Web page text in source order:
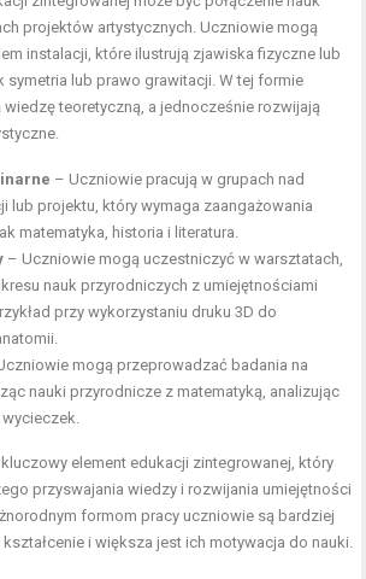
projektów artystycznych. Uczniowie mogą
instalacji, które ilustrują zjawiska fizyczne lub
symetria lub prawo grawitacji. W tej formie
teoretyczną, a jednocześnie rozwijają
– Uczniowie pracują w grupach nad
lub projektu, który wymaga zaangażowania
matematyka, historia i literatura.
– Uczniowie mogą uczestniczyć w warsztatach,
nauk przyrodniczych z umiejętnościami
przy wykorzystaniu druku 3D do
mogą przeprowadzać badania na
nauki przyrodnicze z matematyką, analizując
element edukacji zintegrowanej, który
przyswajania wiedzy i rozwijania umiejętności
formom pracy uczniowie są bardziej
i większa jest ich motywacja do nauki.